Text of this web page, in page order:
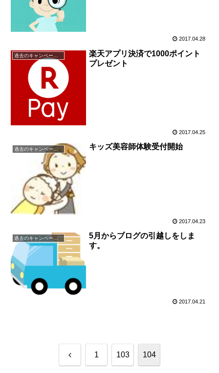
2017.04.28
楽天アプリ決済で1000ポイント
プレゼント
2017.04.25
過去のキャンペーン・イベント キッズ美容師体験受付開始
2017.04.23
過去のキャンペーン・イベント
5月からブログの引越しをしま
す。
2017.04.21
前 1 103 104